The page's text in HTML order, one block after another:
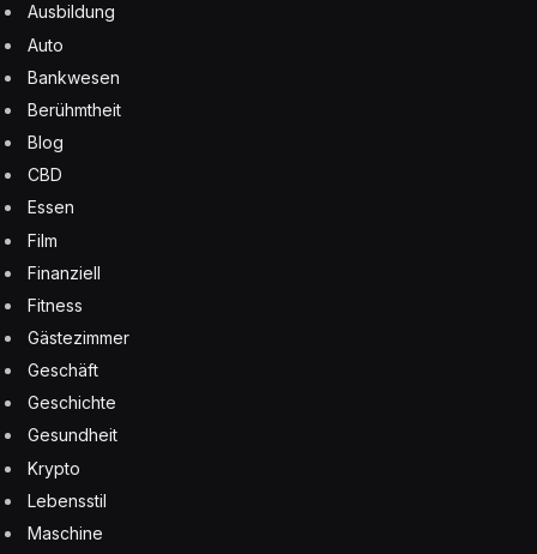
Ausbildung
Auto
Bankwesen
Berühmtheit
Blog
CBD
Essen
Film
Finanziell
Fitness
Gästezimmer
Geschäft
Geschichte
Gesundheit
Krypto
Lebensstil
Maschine